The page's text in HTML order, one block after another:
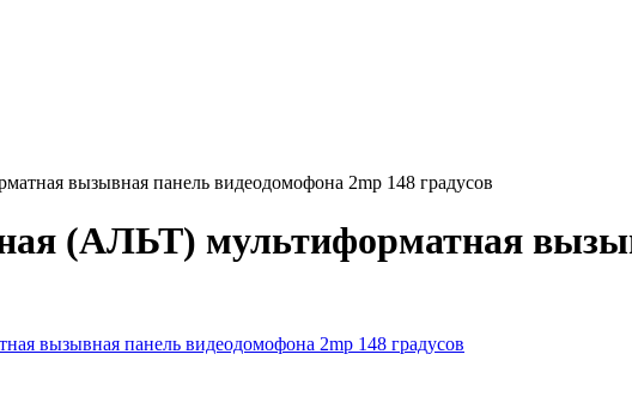
вызывная панель видеодомофона 2mp 148 градусов
(АЛЬТ) мультиформатная